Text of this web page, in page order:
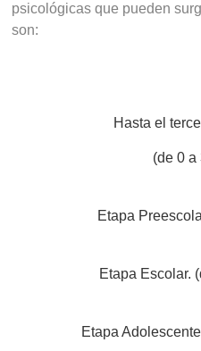
psicológicas que pueden
son:
Hasta el
(de 0 a
Etapa
Etapa Escolar.
Etapa Adolescente